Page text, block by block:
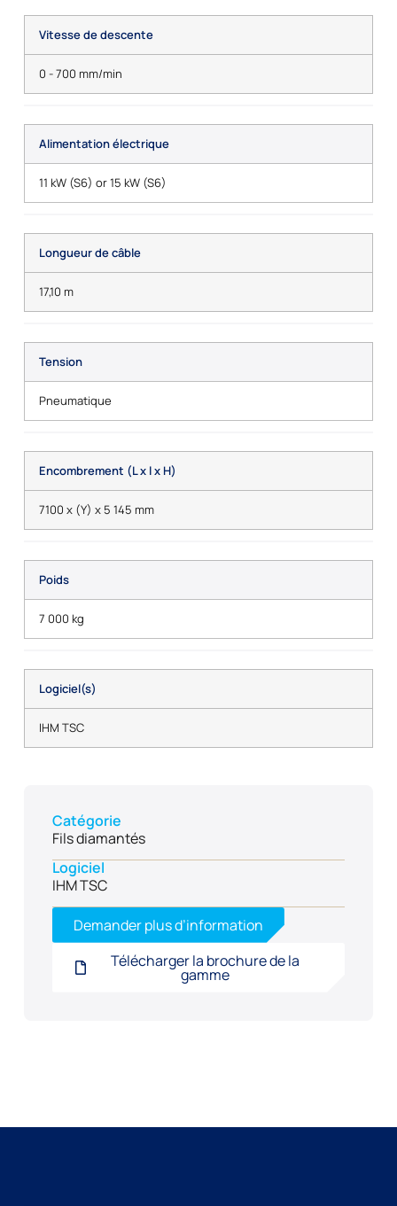
Vitesse de descente
0 - 700 mm/min
Alimentation électrique
11 kW (S6) or 15 kW (S6)
Longueur de câble
17,10 m
Tension
Pneumatique
Encombrement (L x l x H)
7100 x (Y) x 5 145 mm
Poids
7 000 kg
Logiciel(s)
IHM TSC
Catégorie
Fils diamantés
Logiciel
IHM TSC
Demander plus d’information
Télécharger la brochure de la
gamme